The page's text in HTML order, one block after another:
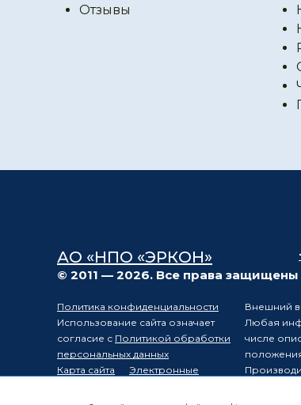
Отзывы
АО «НПО «ЭРКОН»
© 2011 — 2026. Все права защищены
Политика конфиденциальности
Использование сайта означает
согласие с Политикой обработки
персональных данных
Карта сайта
Электронные
Внешний
Любая
числе